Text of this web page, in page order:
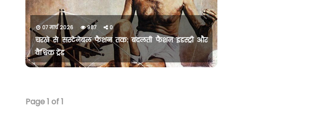
07 मार्च 2026 987 0
चरखे से सस्टेनेबल फैशन तक: बदलती फैशन इंडस्ट्री और
वैश्विक ट्रेंड
Page 1 of 1